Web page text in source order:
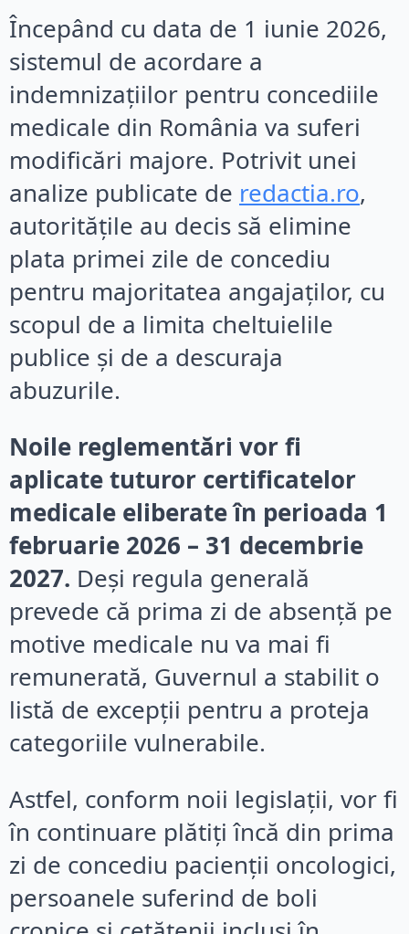
Începând cu data de 1 iunie 2026,
sistemul de acordare a
indemnizațiilor pentru concediile
medicale din România va suferi
modificări majore. Potrivit unei
analize publicate de redactia.ro,
autoritățile au decis să elimine
plata primei zile de concediu
pentru majoritatea angajaților, cu
scopul de a limita cheltuielile
publice și de a descuraja
abuzurile.
Noile reglementări vor fi
aplicate tuturor certificatelor
medicale eliberate în perioada 1
februarie 2026 – 31 decembrie
2027. Deși regula generală
prevede că prima zi de absență pe
motive medicale nu va mai fi
remunerată, Guvernul a stabilit o
listă de excepții pentru a proteja
categoriile vulnerabile.
Astfel, conform noii legislații, vor fi
în continuare plătiți încă din prima
zi de concediu pacienții oncologici,
persoanele suferind de boli